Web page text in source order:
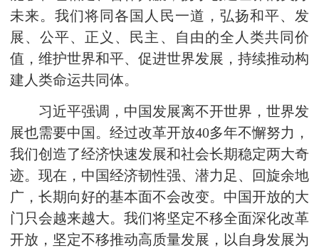
未来。我们将同各国人民一道，弘扬和平、发
展、公平、正义、民主、自由的全人类共同价
值，维护世界和平、促进世界发展，持续推动构
建人类命运共同体。
习近平强调，中国发展离不开世界，世界发
展也需要中国。经过改革开放40多年不懈努力，
我们创造了经济快速发展和社会长期稳定两大奇
迹。现在，中国经济韧性强、潜力足、回旋余地
广，长期向好的基本面不会改变。中国开放的大
门只会越来越大。我们将坚定不移全面深化改革
开放，坚定不移推动高质量发展，以自身发展为